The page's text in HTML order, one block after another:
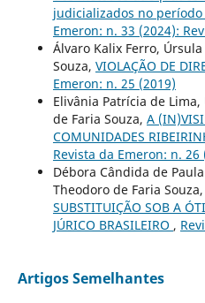
judicializados no período
Emeron: n. 33 (2024):
Álvaro Kalix Ferro,
Souza, VIOLAÇÃO DE
Emeron: n. 25 (2019)
Elivânia Patrícia de
de Faria Souza, A
COMUNIDADES
Revista da Emeron: n. 26
Débora Cândida de
Theodoro de Faria Souza,
SUBSTITUIÇÃO SOB A
JÚRICO BRASILEIRO ,
Artigos Semelhantes